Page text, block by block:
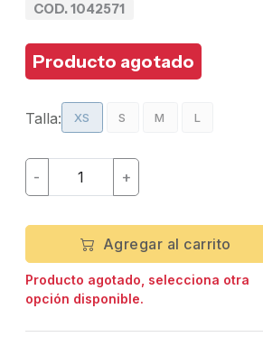
COD. 1042571
Producto agotado
Talla: XS S M L
- +
Agregar al carrito
Producto agotado, selecciona otra
opción disponible.